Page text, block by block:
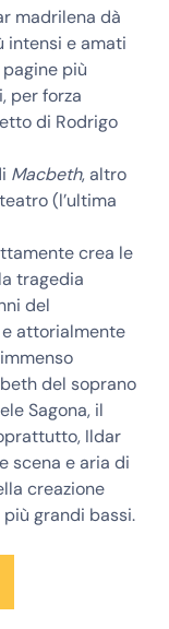
madrilena dà
intensi e amati
più
per forza
di Rodrigo
Macbeth, altro
(l’ultima
crea le
tragedia
del
attorialmente
del soprano
Sagona, il
Ildar
scena e aria di
creazione
grandi bassi.